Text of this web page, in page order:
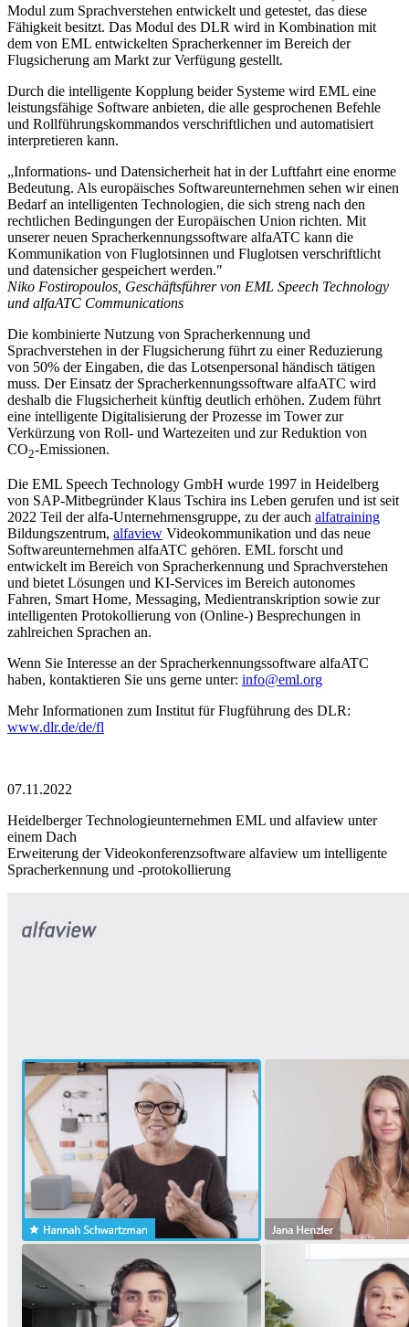
Modul zum Sprachverstehen entwickelt und getestet, das diese
Fähigkeit besitzt. Das Modul des DLR wird in Kombination mit
dem von EML entwickelten Spracherkenner im Bereich der
Flugsicherung am Markt zur Verfügung gestellt.
Durch die intelligente Kopplung beider Systeme wird EML eine
leistungsfähige Software anbieten, die alle gesprochenen Befehle
und Rollführungskommandos verschriftlichen und automatisiert
interpretieren kann.
„Informations- und Datensicherheit hat in der Luftfahrt eine enorme
Bedeutung. Als europäisches Softwareunternehmen sehen wir einen
Bedarf an intelligenten Technologien, die sich streng nach den
rechtlichen Bedingungen der Europäischen Union richten. Mit
unserer neuen Spracherkennungssoftware alfaATC kann die
Kommunikation von Fluglotsinnen und Fluglotsen verschriftlicht
und datensicher gespeichert werden."
Niko Fostiropoulos, Geschäftsführer von EML Speech Technology
und alfaATC Communications
Die kombinierte Nutzung von Spracherkennung und
Sprachverstehen in der Flugsicherung führt zu einer Reduzierung
von 50% der Eingaben, die das Lotsenpersonal händisch tätigen
muss. Der Einsatz der Spracherkennungssoftware alfaATC wird
deshalb die Flugsicherheit künftig deutlich erhöhen. Zudem führt
eine intelligente Digitalisierung der Prozesse im Tower zur
Verkürzung von Roll- und Wartezeiten und zur Reduktion von
CO2-Emissionen.
Die EML Speech Technology GmbH wurde 1997 in Heidelberg
von SAP-Mitbegründer Klaus Tschira ins Leben gerufen und ist seit
2022 Teil der alfa-Unternehmensgruppe, zu der auch alfatraining
Bildungszentrum, alfaview Videokommunikation und das neue
Softwareunternehmen alfaATC gehören. EML forscht und
entwickelt im Bereich von Spracherkennung und Sprachverstehen
und bietet Lösungen und KI-Services im Bereich autonomes
Fahren, Smart Home, Messaging, Medientranskription sowie zur
intelligenten Protokollierung von (Online-) Besprechungen in
zahlreichen Sprachen an.
Wenn Sie Interesse an der Spracherkennungssoftware alfaATC
haben, kontaktieren Sie uns gerne unter: info@eml.org
Mehr Informationen zum Institut für Flugführung des DLR:
www.dlr.de/de/fl
07.11.2022
Heidelberger Technologieunternehmen EML und alfaview unter
einem Dach
Erweiterung der Videokonferenzsoftware alfaview um intelligente
Spracherkennung und -protokollierung